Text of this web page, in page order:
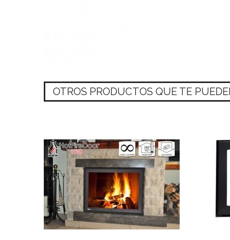
OTROS PRODUCTOS QUE TE